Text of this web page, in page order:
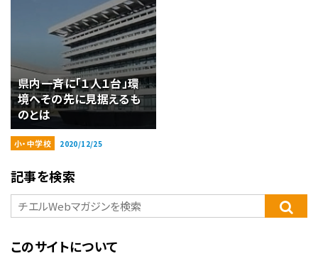
県内一斉に「１人１台」環
境へその先に見据えるも
のとは
小・中学校 2020/12/25
記事を検索
このサイトについて